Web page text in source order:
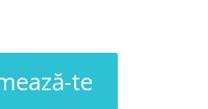
te